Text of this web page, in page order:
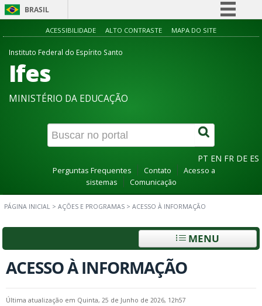
BRASIL
Simplifique!
Canais
ACESSIBILIDADE ALTO CONTRASTE MAPA DO SITE
Instituto Federal do Espírito Santo
Ifes
MINISTÉRIO DA EDUCAÇÃO
PT EN FR DE ES
Perguntas Frequentes Contato
Acesso a
sistemas
Comunicação
PÁGINA INICIAL > AÇÕES E PROGRAMAS > ACESSO À INFORMAÇÃO
MENU
ACESSO À INFORMAÇÃO
Última atualização em Quinta, 25 de Junho de 2026, 12h57